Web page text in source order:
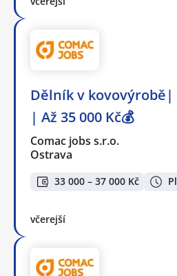
Dělník v kovovýrobě|
| Až 35 000 Kč💰
Comac jobs s.r.o.
Ostrava
33 000 – 37 000 Kč
včerejší